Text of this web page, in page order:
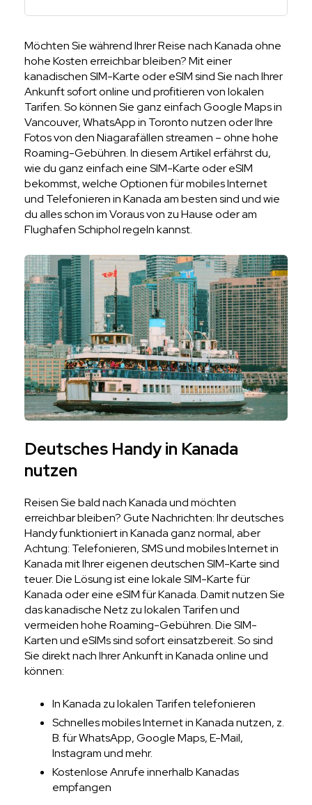
Möchten Sie während Ihrer Reise nach Kanada ohne
hohe Kosten erreichbar bleiben? Mit einer
kanadischen SIM-Karte oder eSIM sind Sie nach Ihrer
Ankunft sofort online und profitieren von lokalen
Tarifen. So können Sie ganz einfach Google Maps in
Vancouver, WhatsApp in Toronto nutzen oder Ihre
Fotos von den Niagarafällen streamen – ohne hohe
Roaming-Gebühren. In diesem Artikel erfährst du,
wie du ganz einfach eine SIM-Karte oder eSIM
bekommst, welche Optionen für mobiles Internet
und Telefonieren in Kanada am besten sind und wie
du alles schon im Voraus von zu Hause oder am
Flughafen Schiphol regeln kannst.
Deutsches Handy in Kanada
nutzen
Reisen Sie bald nach Kanada und möchten
erreichbar bleiben? Gute Nachrichten: Ihr deutsches
Handy funktioniert in Kanada ganz normal, aber
Achtung: Telefonieren, SMS und mobiles Internet in
Kanada mit Ihrer eigenen deutschen SIM-Karte sind
teuer. Die Lösung ist eine lokale SIM-Karte für
Kanada oder eine eSIM für Kanada. Damit nutzen Sie
das kanadische Netz zu lokalen Tarifen und
vermeiden hohe Roaming-Gebühren. Die SIM-
Karten und eSIMs sind sofort einsatzbereit. So sind
Sie direkt nach Ihrer Ankunft in Kanada online und
können:
In Kanada zu lokalen Tarifen telefonieren
Schnelles mobiles Internet in Kanada nutzen, z.
B. für WhatsApp, Google Maps, E-Mail,
Instagram und mehr.
Kostenlose Anrufe innerhalb Kanadas
empfangen